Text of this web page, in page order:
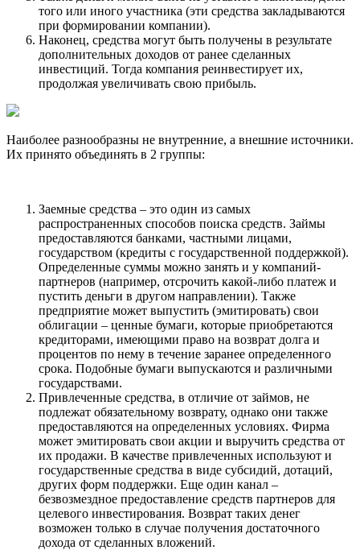
того или иного участника (эти средства закладываются
при формировании компании).
Наконец, средства могут быть получены в результате
дополнительных доходов от ранее сделанных
инвестиций. Тогда компания реинвестирует их,
продолжая увеличивать свою прибыль.
Наиболее разнообразны не внутренние, а внешние источники.
Их принято объединять в 2 группы:
Заемные средства – это один из самых
распространенных способов поиска средств. Займы
предоставляются банками, частными лицами,
государством (кредиты с государственной поддержкой).
Определенные суммы можно занять и у компаний-
партнеров (например, отсрочить какой-либо платеж и
пустить деньги в другом направлении). Также
предприятие может выпустить (эмитировать) свои
облигации – ценные бумаги, которые приобретаются
кредиторами, имеющими право на возврат долга и
процентов по нему в течение заранее определенного
срока. Подобные бумаги выпускаются и различными
государствами.
Привлеченные средства, в отличие от займов, не
подлежат обязательному возврату, однако они также
предоставляются на определенных условиях. Фирма
может эмитировать свои акции и выручить средства от
их продажи. В качестве привлеченных используют и
государственные средства в виде субсидий, дотаций,
других форм поддержки. Еще один канал –
безвозмездное предоставление средств партнеров для
целевого инвестирования. Возврат таких денег
возможен только в случае получения достаточного
дохода от сделанных вложений.